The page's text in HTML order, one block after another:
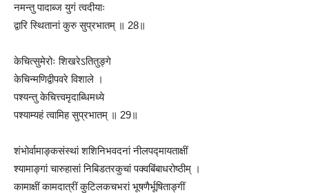
नमन्तु पादाब्ज युगं त्वदीयाः
द्वारि स्थितानां कुरु सुप्रभातम् ॥ 28॥
केचित्सुमेरोः शिखरेऽतितुङ्गे
केचिन्मणिद्वीपवरे विशाले ।
पश्यन्तु केचित्त्वमृदाब्धिमध्ये
पश्याम्यहं त्वामिह सुप्रभातम् ॥ 29॥
शंभोर्वामाङ्कसंस्थां शशिनिभवदनां नीलपद्मायताक्षीं
श्यामाङ्गां चारुहासां निबिडतरकुचां पक्वबिंबाधरोष्ठीम् ।
कामाक्षीं कामदात्रीं कुटिलकचभरां भूषणैर्भूषिताङ्गीं